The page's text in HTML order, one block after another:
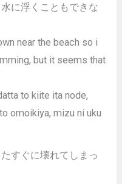
に浮くこともできな
near the beach so i
but it seems that
to kiite ita node,
omoikiya, mizu ni uku
すぐに壊れてしまっ